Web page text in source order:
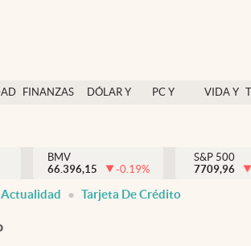
FINANZAS
DÓLAR Y
PC Y
VIDA Y
México
BMV
66.396,15
-0.19%
S&P 500
7709,96
Actualidad Tarjeta De Crédito